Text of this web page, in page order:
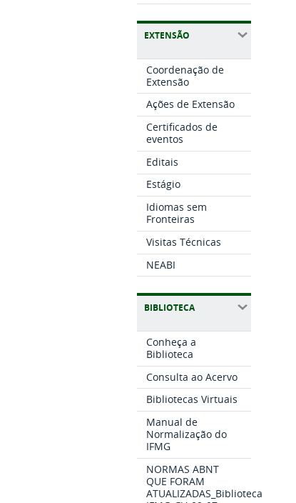
EXTENSÃO
Coordenação de
Extensão
Ações de Extensão
Certificados de
eventos
Editais
Estágio
Idiomas sem
Fronteiras
Visitas Técnicas
NEABI
BIBLIOTECA
Conheça a
Biblioteca
Consulta ao Acervo
Bibliotecas Virtuais
Manual de
Normalização do
IFMG
NORMAS ABNT
QUE FORAM
ATUALIZADAS_Biblioteca